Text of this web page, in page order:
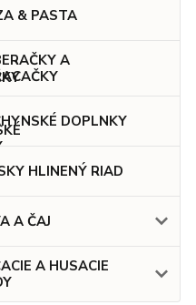
& PASTA
A
DOPLNKY
HLINENÝ RIAD
A ČAJ
A HUSACIE